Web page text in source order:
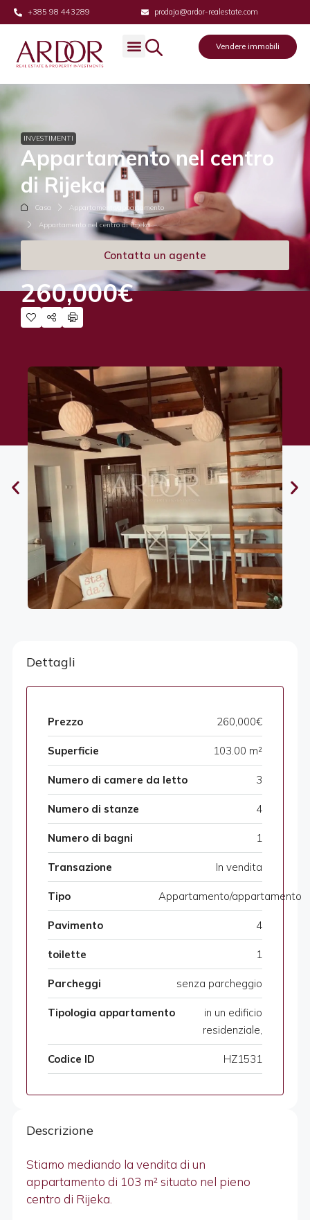
+385 98 443289 prodaja@ardor-realestate.com
Vendere immobili
INVESTIMENTI
Appartamento nel centro
di Rijeka
Casa
Appartamento/appartamento
Appartamento nel centro di Rijeka
Contatta un agente
260,000€
Dettagli
Prezzo 260,000€
Superficie 103.00 m²
Numero di camere da letto 3
Numero di stanze 4
Numero di bagni 1
Transazione In vendita
Tipo Appartamento/appartamento
Pavimento 4
toilette 1
Parcheggi senza parcheggio
Tipologia appartamento
in un edificio
residenziale,
Codice ID HZ1531
Descrizione
Stiamo mediando la vendita di un
appartamento di 103 m² situato nel pieno
centro di Rijeka.